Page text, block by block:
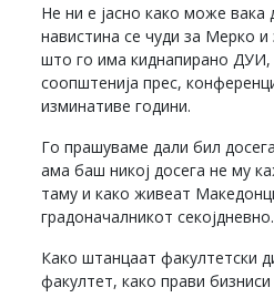
Не ни е јасно како може вака
навистина се чуди за Мерко и
што го има киднапирано ДУИ,
соопштенија прес,
изминативе години.
Го прашуваме дали бил
ама баш никој досега не му
таму и како живеат
градоначалникот секојдневно.
Како штанцаат факултетски
факултет, како прави